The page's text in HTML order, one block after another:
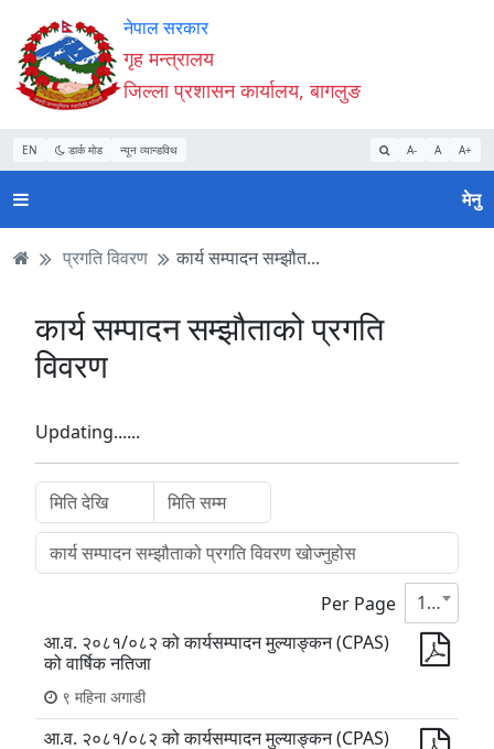
Accessibility
Mode
सुरु
गर्नुहोस्
सामाग्री
पढ्नुहाेस्
नेभिगेसन
पढ्नुहाेस्
वेबसाइट
खोजमा
जानुहोस्
नेपाल सरकार
गृह मन्त्रालय
जिल्ला प्रशासन कार्यालय, बागलुङ
EN डार्क मोड न्यून व्यान्डविथ A- A A+
मेनु
प्रगति विवरण कार्य सम्पादन सम्झौत...
कार्य सम्पादन सम्झौताको प्रगति
विवरण
Updating......
Per Page
10
आ.व. २०८१/०८२ को कार्यसम्पादन मुल्याङ्कन (CPAS)
को वार्षिक नतिजा
९ महिना अगाडी
आ.व. २०८१/०८२ को कार्यसम्पादन मुल्याङ्कन (CPAS)